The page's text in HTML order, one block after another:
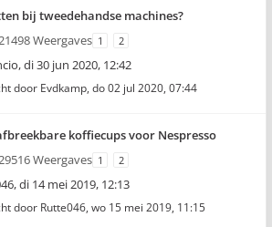
bij tweedehandse machines?
Weergaves 1 2
,di 30 jun 2020, 12:42
door Evdkamp, do 02 jul 2020, 07:44
koffiecups voor Nespresso
Weergaves 1 2
,di 14 mei 2019, 12:13
door Rutte046, wo 15 mei 2019, 11:15